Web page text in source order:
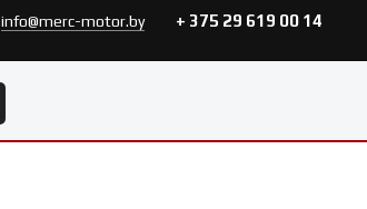
info@merc-motor.by + 375 29 619 00 14